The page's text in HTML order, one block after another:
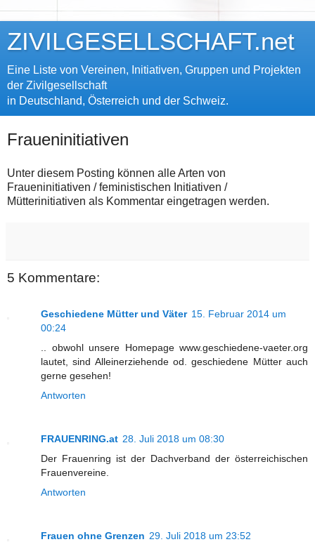
ZIVILGESELLSCHAFT.net
Eine Liste von Vereinen, Initiativen, Gruppen und Projekten
der Zivilgesellschaft
in Deutschland, Österreich und der Schweiz.
Fraueninitiativen
Unter diesem Posting können alle Arten von
Fraueninitiativen / feministischen Initiativen /
Mütterinitiativen als Kommentar eingetragen werden.
5 Kommentare:
Geschiedene Mütter und Väter 15. Februar 2014 um
00:24
.. obwohl unsere Homepage www.geschiedene-vaeter.org
lautet, sind Alleinerziehende od. geschiedene Mütter auch
gerne gesehen!
Antworten
FRAUENRING.at 28. Juli 2018 um 08:30
Der Frauenring ist der Dachverband der österreichischen
Frauenvereine.
Antworten
Frauen ohne Grenzen 29. Juli 2018 um 23:52